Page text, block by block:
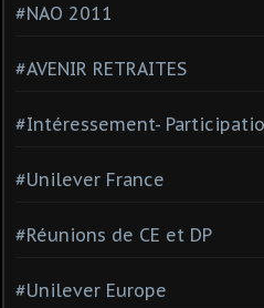
#NAO 2011
#AVENIR RETRAITES
#Intéressement-
#Unilever France
#Réunions de CE et DP
#Unilever Europe